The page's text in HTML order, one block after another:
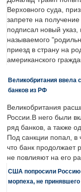
Верховного суда,
запрете на
подписал новый
называемого
приезд в страну на
американского
Великобритания ввела
банков из РФ
Великобритания
России.В него были
ряд банков, а также
Под санкции попал, в
что банк продолжает
не повлияют на его
США попросили Россию
морпеха, не